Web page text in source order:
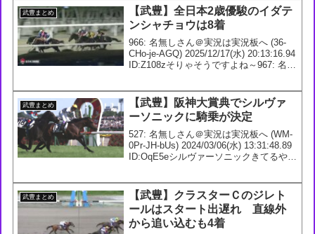
宝ケ池特別のマイシンフォニーに続き連
勝。— ne...
武豊まとめ
【武豊】全日本2歳優駿のイダテ
ンシャチョウは8着
966: 名無しさん＠実況は実況板へ (36-
CHo-je-AGQ) 2025/12/17(水) 20:13:16.94
ID:Z108zそりゃそうですよね～967: 名無
武豊まとめ
【武豊】阪神大賞典でシルヴァ
ーソニックに騎乗が決定
527: 名無しさん＠実況は実況板へ (WM-
0Pr-JH-bUs) 2024/03/06(水) 13:31:48.89
ID:OqE5eシルヴァーソニックきてるやん
武豊まとめ
【武豊】クラスターＣのジレト
ールはスタート出遅れ 直線外
から追い込むも4着